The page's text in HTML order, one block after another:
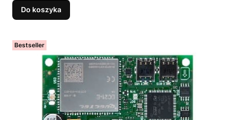
Do koszyka
Bestseller